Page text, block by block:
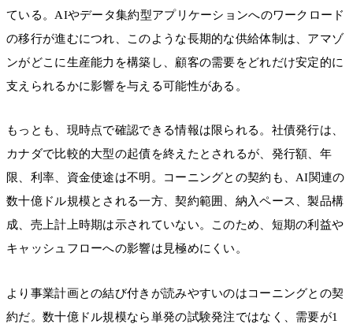
ている。AIやデータ集約型アプリケーションへのワークロード
の移行が進むにつれ、このような長期的な供給体制は、アマゾ
ンがどこに生産能力を構築し、顧客の需要をどれだけ安定的に
支えられるかに影響を与える可能性がある。
もっとも、現時点で確認できる情報は限られる。社債発行は、
カナダで比較的大型の起債を終えたとされるが、発行額、年
限、利率、資金使途は不明。コーニングとの契約も、AI関連の
数十億ドル規模とされる一方、契約範囲、納入ペース、製品構
成、売上計上時期は示されていない。このため、短期の利益や
キャッシュフローへの影響は見極めにくい。
より事業計画との結び付きが読みやすいのはコーニングとの契
約だ。数十億ドル規模なら単発の試験発注ではなく、需要が1